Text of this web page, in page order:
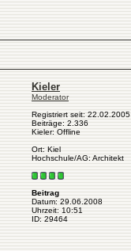
Kieler
Moderator
Registriert seit: 22.02.2005
Beiträge: 2.336
Kieler: Offline
Ort: Kiel
Hochschule/AG: Architekt
Beitrag
Datum: 29.06.2008
Uhrzeit: 10:51
ID: 29464